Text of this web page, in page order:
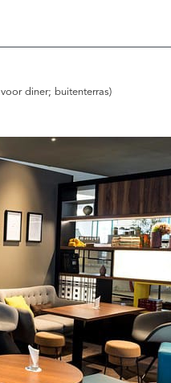
diner; buitenterras)